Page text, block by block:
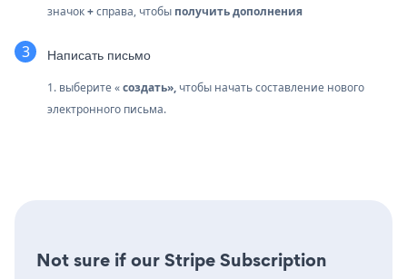
значок+справа, чтобы получить дополнения
Написать письмо
1. выберите «создать», чтобы начать составление нового
электронного письма.
Not sure if our Stripe Subscription